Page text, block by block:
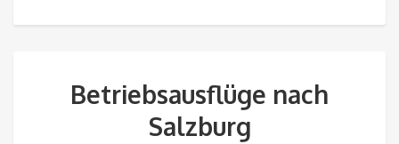
Betriebsausflüge nach
Salzburg